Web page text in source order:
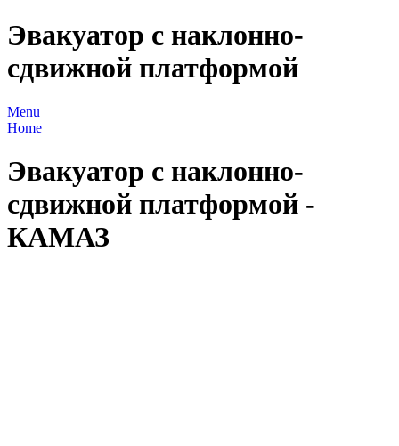
Эвакуатор с наклонно-
сдвижной платформой
Menu
Home
Эвакуатор с наклонно-
сдвижной платформой -
КАМАЗ